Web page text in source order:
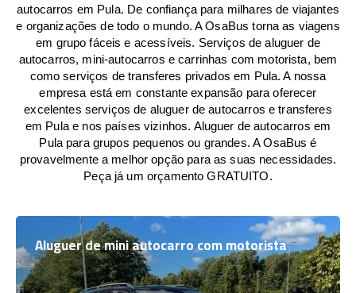
autocarros em Pula. De confiança para milhares de viajantes
e organizações de todo o mundo. A OsaBus torna as viagens
em grupo fáceis e acessíveis. Serviços de aluguer de
autocarros, mini-autocarros e carrinhas com motorista, bem
como serviços de transferes privados em Pula. A nossa
empresa está em constante expansão para oferecer
excelentes serviços de aluguer de autocarros e transferes
em Pula e nos países vizinhos. Aluguer de autocarros em
Pula para grupos pequenos ou grandes. A OsaBus é
provavelmente a melhor opção para as suas necessidades.
Peça já um orçamento GRATUITO.
Aluguer de mini autocarro com motorista